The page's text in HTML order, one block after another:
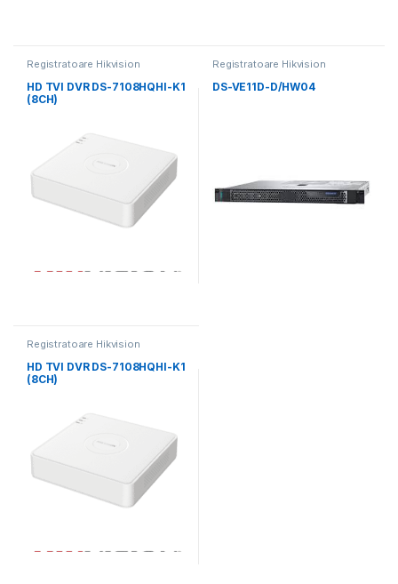
Registratoare Hikvision
HD TVI DVR DS-7108HQHI-K1
(8CH)
Registratoare Hikvision
DS-VE11D-D/HW04
Registratoare Hikvision
HD TVI DVR DS-7108HQHI-K1
(8CH)